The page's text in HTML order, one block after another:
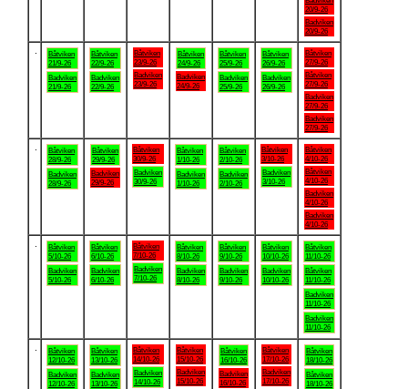
20/9-26
Badviken
20/9-26
Båtviken
21/9-26
Badviken
21/9-26
Båtviken
22/9-26
Badviken
22/9-26
Båtviken
23/9-26
Badviken
23/9-26
Båtviken
24/9-26
Badviken
24/9-26
Båtviken
25/9-26
Badviken
25/9-26
Båtviken
26/9-26
Badviken
26/9-26
Båtviken
27/9-26
Båtviken
27/9-26
Badviken
27/9-26
Badviken
27/9-26
Båtviken
28/9-26
Badviken
28/9-26
Båtviken
29/9-26
Badviken
29/9-26
Båtviken
30/9-26
Badviken
30/9-26
Båtviken
1/10-26
Badviken
1/10-26
Båtviken
2/10-26
Badviken
2/10-26
Båtviken
3/10-26
Badviken
3/10-26
Båtviken
4/10-26
Båtviken
4/10-26
Badviken
4/10-26
Badviken
4/10-26
Båtviken
5/10-26
Badviken
5/10-26
Båtviken
6/10-26
Badviken
6/10-26
Båtviken
7/10-26
Badviken
7/10-26
Båtviken
8/10-26
Badviken
8/10-26
Båtviken
9/10-26
Badviken
9/10-26
Båtviken
10/10-26
Badviken
10/10-26
Båtviken
11/10-26
Båtviken
11/10-26
Badviken
11/10-26
Badviken
11/10-26
Båtviken
12/10-26
Badviken
12/10-26
Båtviken
13/10-26
Badviken
13/10-26
Båtviken
14/10-26
Badviken
14/10-26
Båtviken
15/10-26
Badviken
15/10-26
Båtviken
16/10-26
Badviken
16/10-26
Båtviken
17/10-26
Badviken
17/10-26
Båtviken
18/10-26
Båtviken
18/10-26